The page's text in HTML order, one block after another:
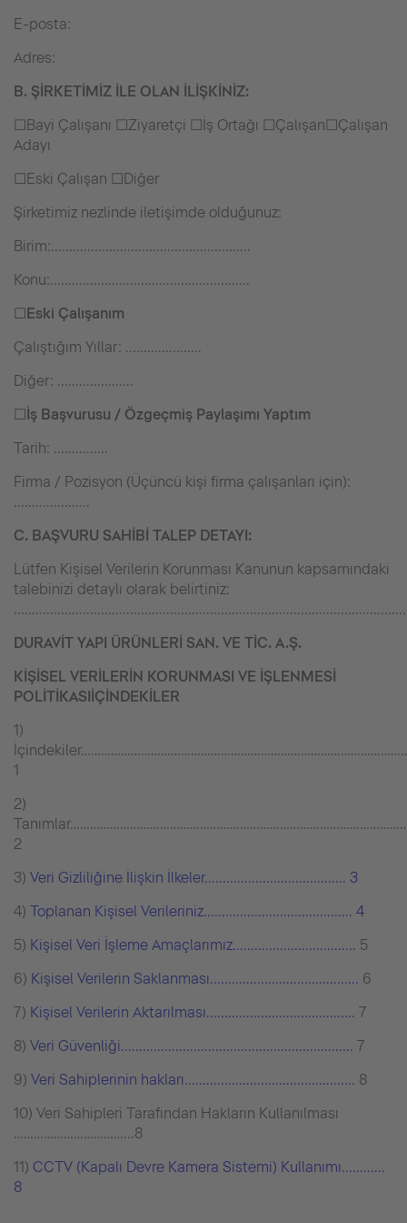
E-posta:
Adres:
B. ŞİRKETİMİZ İLE OLAN İLİŞKİNİZ:
☐Bayi Çalışanı ☐Ziyaretçi ☐İş Ortağı ☐Çalışan☐Çalışan
Adayı
☐Eski Çalışan ☐Diğer
Şirketimiz nezlinde iletişimde olduğunuz:
Birim:.......................................................
Konu:.......................................................
☐Eski Çalışanım
Çalıştığım Yıllar: .....................
Diğer: .....................
☐İş Başvurusu / Özgeçmiş Paylaşımı Yaptım
Tarih: ...............
Firma / Pozisyon (Üçüncü kişi firma çalışanları için):
.....................
C. BAŞVURU SAHİBİ TALEP DETAYI:
Lütfen Kişisel Verilerin Korunması Kanunun kapsamındaki
talebinizi detaylı olarak belirtiniz:
DURAVİT YAPI ÜRÜNLERİ SAN. VE TİC. A.Ş.
KİŞİSEL VERİLERİN KORUNMASI VE İŞLENMESİ
POLİTİKASIİÇİNDEKİLER
1)
1
2)
2
3) Veri Gizliliğine İlişkin İlkeler....................................... 3
4) Toplanan Kişisel Verileriniz......................................... 4
5) Kişisel Veri İşleme Amaçlarımız.................................. 5
6) Kişisel Verilerin Saklanması......................................... 6
7) Kişisel Verilerin Aktarılması......................................... 7
8) Veri Güvenliği................................................................ 7
9) Veri Sahiplerinin hakları............................................... 8
10) Veri Sahipleri Tarafından Hakların Kullanılması
……………………………...8
11) CCTV (Kapalı Devre Kamera Sistemi) Kullanımı............
8